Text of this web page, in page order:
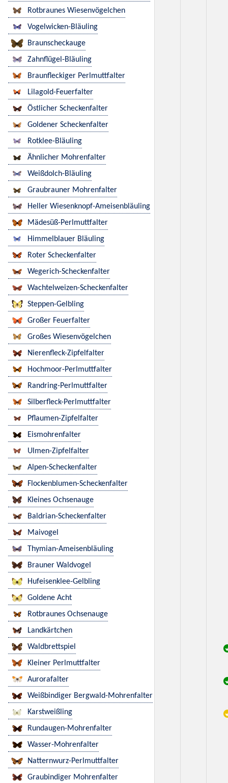
Rotbraunes Wiesenvögelchen
Vogelwicken-Bläuling
Braunscheckauge
Zahnflügel-Bläuling
Braunfleckiger Perlmuttfalter
Lilagold-Feuerfalter
Östlicher Scheckenfalter
Goldener Scheckenfalter
Rotklee-Bläuling
Ähnlicher Mohrenfalter
Weißdolch-Bläuling
Graubrauner Mohrenfalter
Heller Wiesenknopf-Ameisenbläuling
Mädesüß-Perlmuttfalter
Himmelblauer Bläuling
Roter Scheckenfalter
Wegerich-Scheckenfalter
Wachtelweizen-Scheckenfalter
Steppen-Gelbling
Großer Feuerfalter
Großes Wiesenvögelchen
Nierenfleck-Zipfelfalter
Hochmoor-Perlmuttfalter
Randring-Perlmuttfalter
Silberfleck-Perlmuttfalter
Pflaumen-Zipfelfalter
Eismohrenfalter
Ulmen-Zipfelfalter
Alpen-Scheckenfalter
Flockenblumen-Scheckenfalter
Kleines Ochsenauge
Baldrian-Scheckenfalter
Maivogel
Thymian-Ameisenbläuling
Brauner Waldvogel
Hufeisenklee-Gelbling
Goldene Acht
Rotbraunes Ochsenauge
Landkärtchen
Waldbrettspiel
Kleiner Perlmuttfalter
Aurorafalter
Weißbindiger Bergwald-Mohrenfalter
Karstweißling
Rundaugen-Mohrenfalter
Wasser-Mohrenfalter
Natternwurz-Perlmuttfalter
Graubindiger Mohrenfalter